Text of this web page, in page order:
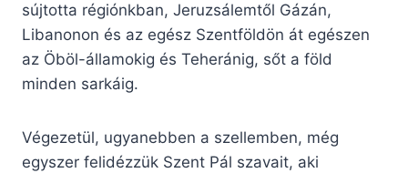
sújtotta régiónkban, Jeruzsálemtől Gázán,
Libanonon és az egész Szentföldön át egészen
az Öböl-államokig és Teheránig, sőt a föld
minden sarkáig.
Végezetül, ugyanebben a szellemben, még
egyszer felidézzük Szent Pál szavait, aki